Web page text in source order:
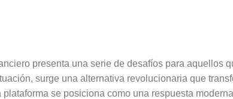
presenta una serie de desafíos para aquellos
surge una alternativa revolucionaria que
se posiciona como una respuesta